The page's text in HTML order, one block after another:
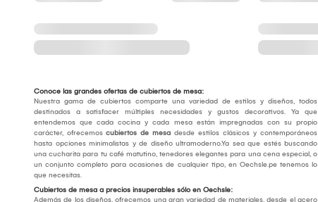
Conoce las grandes ofertas de cubiertos de mesa:
Nuestra gama de cubiertos comparte una variedad de estilos y diseños, todos
destinados a satisfacer múltiples necesidades y gustos decorativos. Ya que
entendemos que cada cocina y cada mesa están impregnadas con su propio
carácter, ofrecemos cubiertos de mesa desde estilos clásicos y contemporáneos
hasta opciones minimalistas y de diseño ultramoderno.Ya sea que estés buscando
una cucharita para tu café matutino, tenedores elegantes para una cena especial, o
un conjunto completo para ocasiones de cualquier tipo, en Oechsle.pe tenemos lo
que necesitas.
Cubiertos de mesa a precios insuperables sólo en Oechsle:
Además de los diseños, ofrecemos una gran variedad de materiales, desde el acero